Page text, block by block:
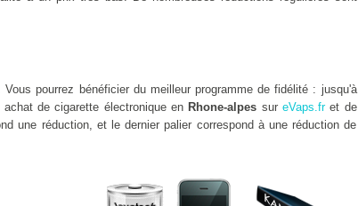
Vous pourrez bénéficier du meilleur programme de fidélité : jusqu'à
de cigarette électronique en Rhone-alpes sur eVaps.fret de
une réduction, et le dernier palier correspond à une réduction de